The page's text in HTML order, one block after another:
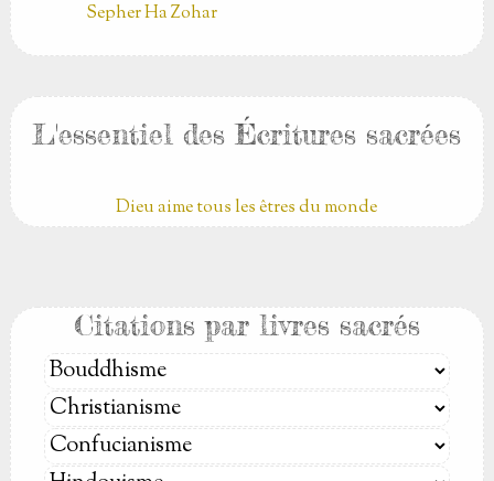
Sepher Ha Zohar
L'essentiel des Écritures sacrées
Dieu aime tous les êtres du monde
Citations par livres sacrés